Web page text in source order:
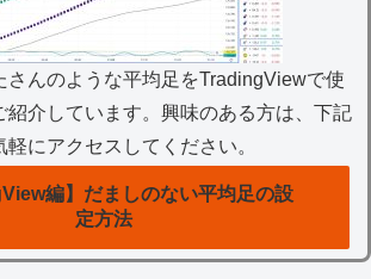
さんのような平均足をTradingViewで使
紹介しています。興味のある方は、下記
にアクセスしてください。
編】だましのない平均足の設
定方法